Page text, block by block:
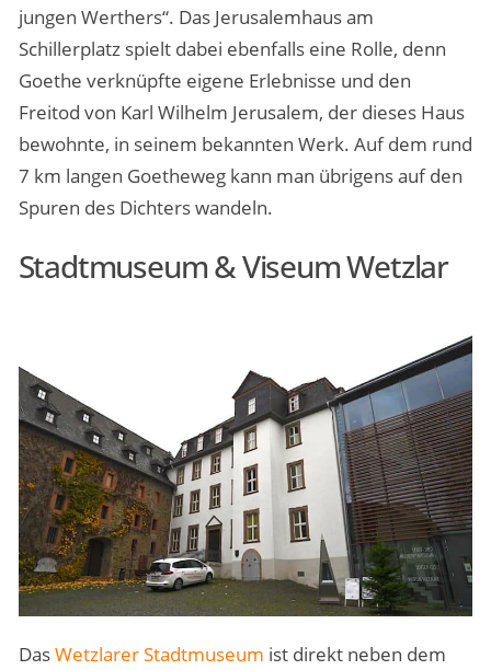
jungen Werthers“. Das Jerusalemhaus am
Schillerplatz spielt dabei ebenfalls eine Rolle, denn
Goethe verknüpfte eigene Erlebnisse und den
Freitod von Karl Wilhelm Jerusalem, der dieses Haus
bewohnte, in seinem bekannten Werk. Auf dem rund
7 km langen Goetheweg kann man übrigens auf den
Spuren des Dichters wandeln.
Stadtmuseum & Viseum Wetzlar
DasWetzlarer Stadtmuseum ist direkt neben dem